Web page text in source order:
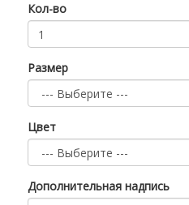
Кол-во
Размер
Цвет
Дополнительная надпись